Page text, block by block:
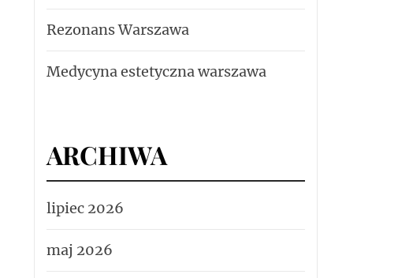
Rezonans Warszawa
Medycyna estetyczna warszawa
ARCHIWA
lipiec 2026
maj 2026